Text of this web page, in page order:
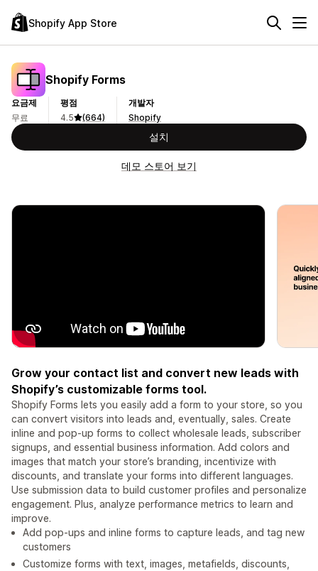
Shopify App Store
Shopify Forms
요금제
무료
평점
4.5
(664)
개발자
Shopify
설치
데모 스토어 보기
Grow your contact list and convert new leads with
Shopify’s customizable forms tool.
Shopify Forms lets you easily add a form to your store, so you
can convert visitors into leads and, eventually, sales. Create
inline and pop-up forms to collect wholesale leads, subscriber
signups, and essential business information. Add colors and
images that match your store’s branding, incentivize with
discounts, and translate your forms into different languages.
Use submission data to build customer profiles and personalize
engagement. Plus, analyze performance metrics to learn and
improve.
Add pop-ups and inline forms to capture leads, and tag new
customers
Customize forms with text, images, metafields, discounts,